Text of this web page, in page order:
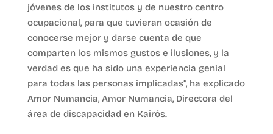
jóvenes de los institutos y de nuestro centro
ocupacional, para que tuvieran ocasión de
conocerse mejor y darse cuenta de que
comparten los mismos gustos e ilusiones, y la
verdad es que ha sido una experiencia genial
para todas las personas implicadas”, ha explicado
Amor Numancia, Amor Numancia, Directora del
área de discapacidad en Kairós.